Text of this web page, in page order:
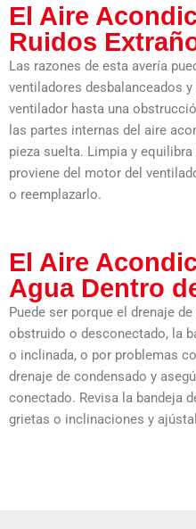
El Aire
Ruidos
Las razones de esta avería
ventiladores desbalanceados
ventilador hasta una
las partes internas del aire
pieza suelta. Limpia y
proviene del motor del
o reemplazarlo.
El Aire
Agua Dentro
Puede ser porque el drenaje
obstruido o desconectado, la
o inclinada, o por problemas
drenaje de condensado y
conectado. Revisa la bandeja
grietas o inclinaciones y